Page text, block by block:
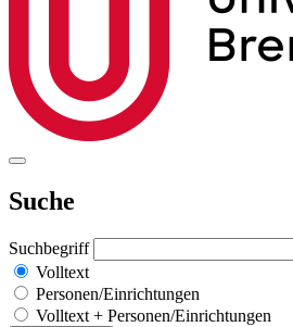
Suche
Suchbegriff
Volltext
Personen/Einrichtungen
Volltext + Personen/Einrichtungen